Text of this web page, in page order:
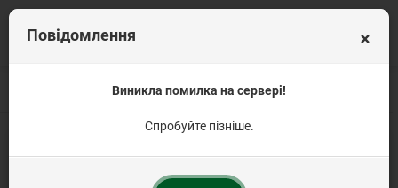
Цукрові прикраси Пряник глазурований Пряник "Дитячий"
×
Повідомлення
Виникла помилка на сервері!
Спробуйте пізніше.